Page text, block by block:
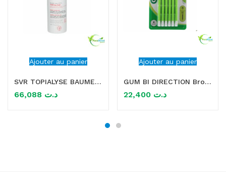
Ajouter au panier
SVR TOPIALYSE BAUME PROTECT+ 400ML
د.ت
Ajouter au panier
GUM BI DIRECTION Brossette interdentaire 0.7MM
د.ت